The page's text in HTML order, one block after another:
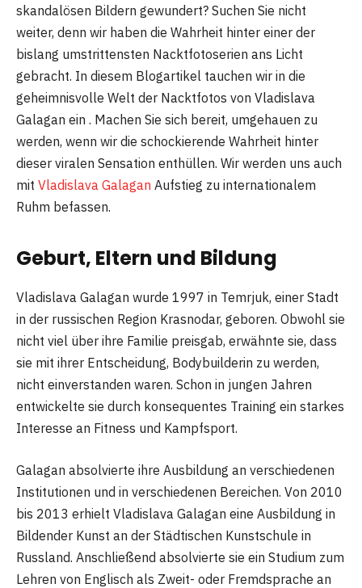
skandalösen Bildern gewundert? Suchen Sie nicht
weiter, denn wir haben die Wahrheit hinter einer der
bislang umstrittensten Nacktfotoserien ans Licht
gebracht. In diesem Blogartikel tauchen wir in die
geheimnisvolle Welt der Nacktfotos von Vladislava
Galagan ein . Machen Sie sich bereit, umgehauen zu
werden, wenn wir die schockierende Wahrheit hinter
dieser viralen Sensation enthüllen. Wir werden uns auch
mit Vladislava Galagan Aufstieg zu internationalem
Ruhm befassen.
Geburt, Eltern und Bildung
Vladislava Galagan wurde 1997 in Temrjuk, einer Stadt
in der russischen Region Krasnodar, geboren. Obwohl sie
nicht viel über ihre Familie preisgab, erwähnte sie, dass
sie mit ihrer Entscheidung, Bodybuilderin zu werden,
nicht einverstanden waren. Schon in jungen Jahren
entwickelte sie durch konsequentes Training ein starkes
Interesse an Fitness und Kampfsport.
Galagan absolvierte ihre Ausbildung an verschiedenen
Institutionen und in verschiedenen Bereichen. Von 2010
bis 2013 erhielt Vladislava Galagan eine Ausbildung in
Bildender Kunst an der Städtischen Kunstschule in
Russland. Anschließend absolvierte sie ein Studium zum
Lehren von Englisch als Zweit- oder Fremdsprache an